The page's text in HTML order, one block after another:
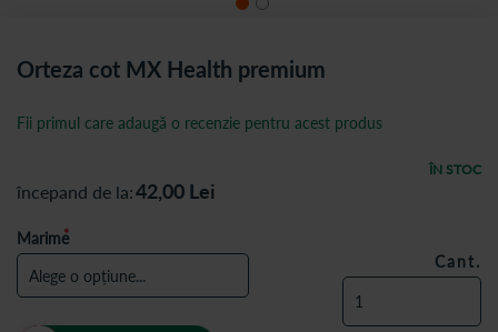
Orteza cot MX Health premium
ÎN STOC
Fii primul care adaugă o recenzie pentru acest produs
începand de la 42,00 Lei
Marime
Cant.